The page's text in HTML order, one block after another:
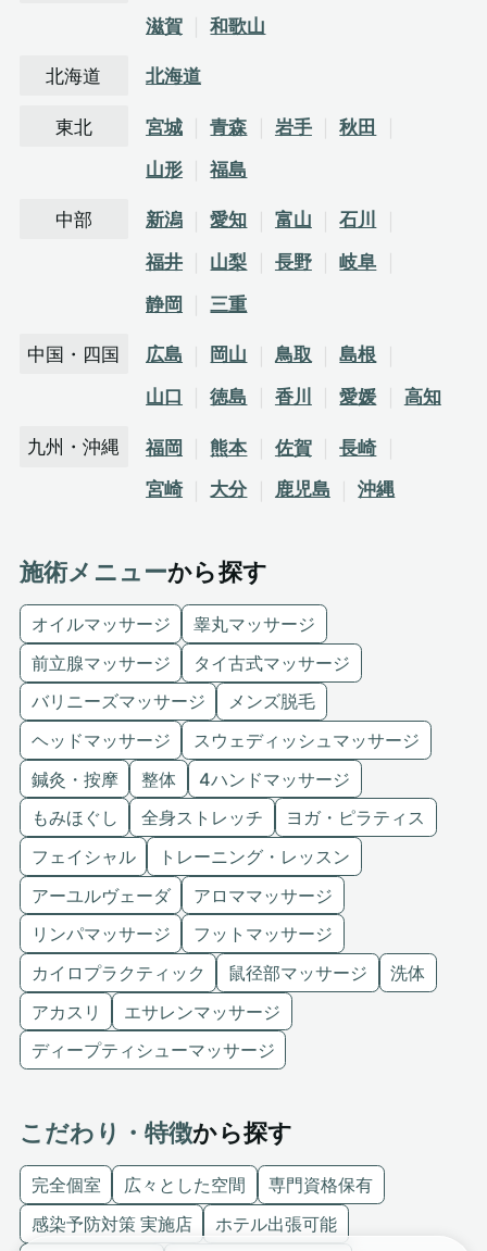
滋賀
和歌山
北海道 北海道
東北 宮城 青森 岩手
秋田
山形
福島
中部 新潟 愛知 富山
石川
福井
山梨 長野
岐阜
静岡
三重
中国・四国 広島 岡山 鳥取
島根
山口
徳島 香川 愛媛 高知
九州・沖縄 福岡 熊本 佐賀
長崎
宮崎
大分 鹿児島 沖縄
施術メニューから探す
オイルマッサージ
睾丸マッサージ
前立腺マッサージ
タイ古式マッサージ
バリニーズマッサージ
メンズ脱毛
ヘッドマッサージ
スウェディッシュマッサージ
鍼灸・按摩
整体
4ハンドマッサージ
もみほぐし
全身ストレッチ
ヨガ・ピラティス
フェイシャル
トレーニング・レッスン
アーユルヴェーダ
アロママッサージ
リンパマッサージ
フットマッサージ
カイロプラクティック
鼠径部マッサージ
洗体
アカスリ
エサレンマッサージ
ディープティシューマッサージ
こだわり・特徴から探す
完全個室 広々とした空間
専門資格保有
感染予防対策 実施店
ホテル出張可能